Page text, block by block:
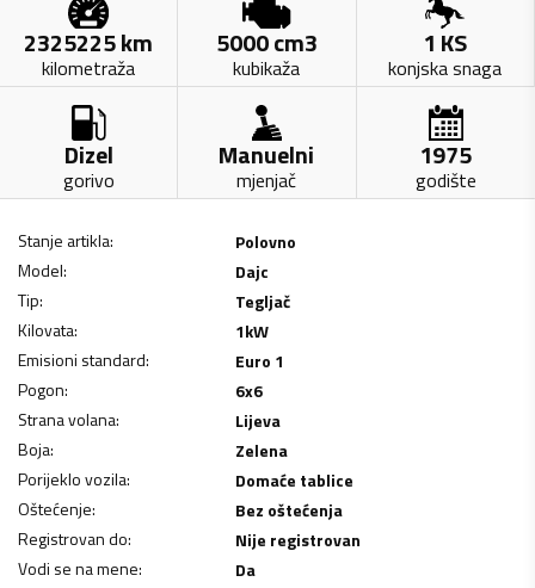
2325225km
kilometraža
5000cm3
kubikaža
1 KS
konjska snaga
Dizel
gorivo
Manuelni
mjenjač
1975
godište
Stanje artikla:
Polovno
Model:
Dajc
Tip:
Tegljač
Kilovata: 1kW
Emisioni standard:
Euro 1
Pogon:
6x6
Strana volana:
Lijeva
Boja:
Zelena
Porijeklo vozila:
Domaće tablice
Oštećenje:
Bez oštećenja
Registrovan do:
Nije registrovan
Vodi se na mene: Da